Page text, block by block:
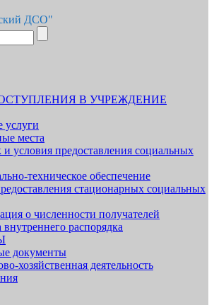
ДСО"
В УЧРЕЖДЕНИЕ
услуги
места
условия предоставления социальных
техническое обеспечение
стационарных социальных
о численности получателей
распорядка
документы
хозяйственная деятельность